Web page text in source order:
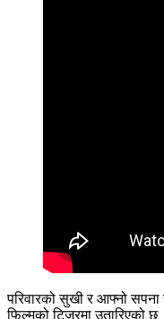
परिवारको सुखी र आफ्नो सपना
फिल्मको टिजरमा उतारिएको